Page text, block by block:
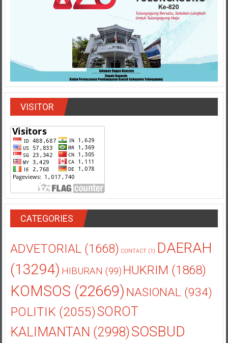
VISITOR
CATEGORIES
ADVETORIAL(1668) CONTACT(1) DAERAH
(13294) HIBURAN (99) HUKRIM (1868)
KOMSOS (22669) NASIONAL(934)
POLITIK(2055)SOROT
KALIMANTAN (2998)SOSBUD